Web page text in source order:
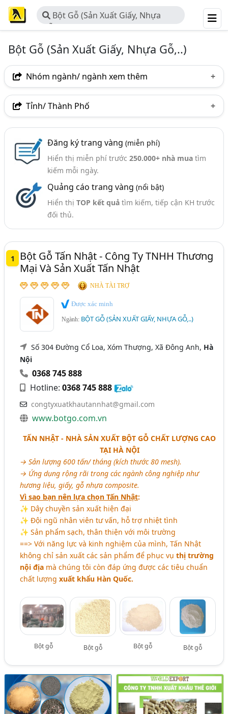
Bột Gỗ (Sản Xuất Giấy, Nhựa
Gỗ,..)
Bột Gỗ (Sản Xuất Giấy, Nhựa Gỗ,..)
Nhóm ngành/ ngành xem thêm
Ngành nghề
Ngành xem thêm
Bột Nhang, Bột Làm Nhang (44)
Tỉnh/ Thành Phố
Bình Dương
Hưng Yên Hà Tĩnh
Thái Nguyên
Thừa Thiên Huế
Đắk Nông
Bình Định Hậu Giang
Quảng Nam
Quảng Ngãi
Đăng ký trang vàng (miễn phí)
Hiển thị miễn phí trước 250.000+ nhà muatìm
kiếm mỗi ngày.
Quảng cáo trang vàng (nổi bật)
Hiển thị TOP kết quảtìm kiếm, tiếp cận KH trước
đối thủ.
1
Bột Gỗ Tấn Nhật - Công Ty TNHH Thương
Mại Và Sản Xuất Tấn Nhật
NHÀ TÀI TRỢ
Được xác minh
Ngành: BỘT GỖ (SẢN XUẤT GIẤY, NHỰA GỖ,..)
Số 304 Đường Cổ Loa, Xóm Thượng, Xã Đông Anh, Hà
Nội
0368 745 888
Hotline:0368 745 888
congtyxuatkhautannhat@gmail.com
www.botgo.com.vn
TẤN NHẬT - NHÀ SẢN XUẤT BỘT GỖ CHẤT LƯỢNG CAO
TẠI HÀ NỘI
→ Sản lượng 600 tấn/ tháng (kích thước 80 mesh).
→ Ứng dụng rộng rãi trong các ngành công nghiệp như
hương liệu, giấy, gỗ nhựa composite.
Vì sao bạn nên lựa chọn Tấn Nhật:
✨ Dây chuyền sản xuất hiện đại
✨ Đội ngũ nhân viên tư vấn, hỗ trợ nhiệt tình
✨ Sản phẩm sạch, thân thiện với môi trường
==> Với năng lực và kinh nghiệm của mình, Tấn Nhật
không chỉ sản xuất các sản phẩm để phục vụthị trường
nội địa mà chúng tôi còn đáp ứng được các tiêu chuẩn
chất lượngxuất khẩu Hàn Quốc.
Bột gỗ Bột gỗ Bột gỗ Bột gỗ